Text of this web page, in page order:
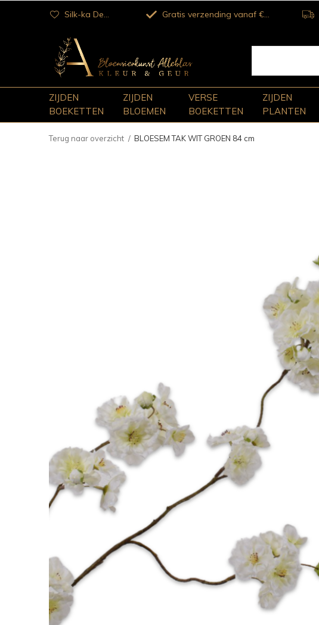
ZIJDEN
BOEKETTEN
ZIJDEN
BLOEMEN
VERSE
BOEKETTEN
ZIJDEN
PLANTEN
Silk-ka Dealer Gratis verzending vanaf €100
Terug naar overzicht BLOESEM TAK WIT GROEN 84 cm